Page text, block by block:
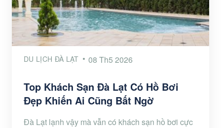
DU LỊCH ĐÀ LẠT 08 Th5 2026
Top Khách Sạn Đà Lạt Có Hồ Bơi
Đẹp Khiến Ai Cũng Bất Ngờ
Đà Lạt lạnh vậy mà vẫn có khách sạn hồ bơi cực